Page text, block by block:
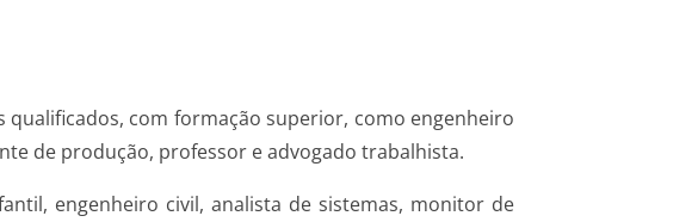
com formação superior, como engenheiro
de produção, professor e advogado trabalhista.
engenheiro civil, analista de sistemas, monitor de